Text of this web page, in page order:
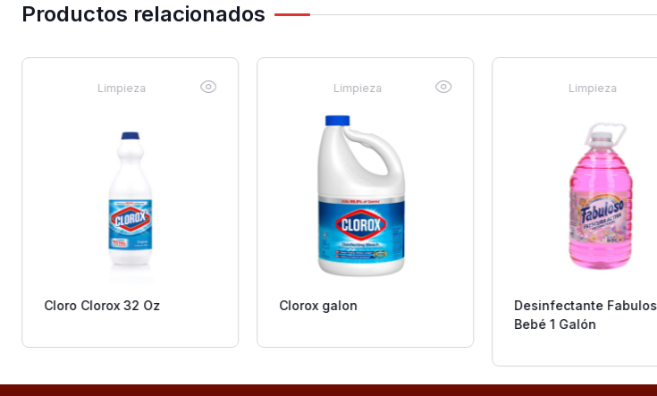
Productos relacionados
Limpieza
Cloro Clorox 32 Oz
Limpieza
Clorox galon
Limpieza
Desinfectante
Bebé 1 Galón